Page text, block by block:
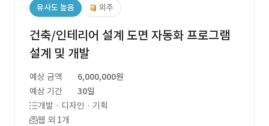
유사도 높음 외주
건축/인테리어 설계 도면 자동화 프로그램
설계 및 개발
예상 금액
6,000,000원
예상 기간
30일
개발 · 디자인 · 기획
웹 외 1개